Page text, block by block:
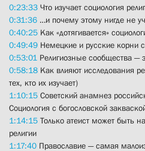
0:23:33 Что изучает социология
0:31:36 …и почему этому нигде не
0:40:25 Как «дотягивается»
0:49:49 Немецкие и русские корни
0:53:01 Религиозные сообщества —
0:58:18 Как влияют исследования
тех, кто их изучает)
1:10:15 Советский анамнез
Социология с богословской
1:14:15 Только атеист может быть
религии
1:17:40 Православие — самая